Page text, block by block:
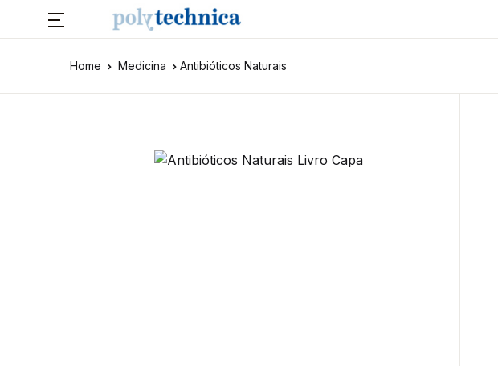
Home Medicina Antibióticos Naturais